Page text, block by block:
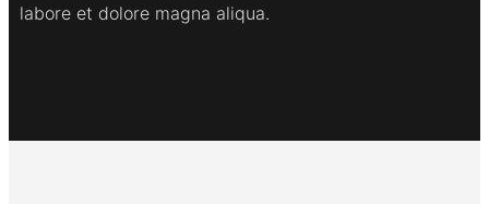
labore et dolore magna aliqua.